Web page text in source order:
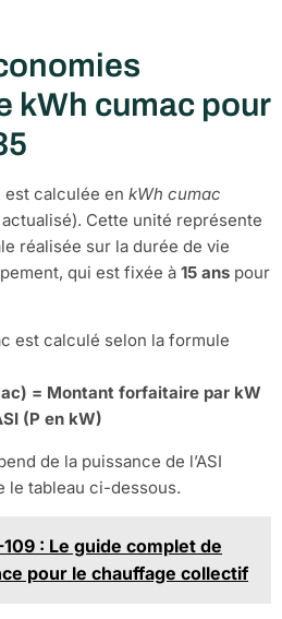
kWh cumac pour
est calculée en kWh cumac
Cette unité représente
réalisée sur la durée de vie
qui est fixée à 15 ans pour
est calculé selon la formule
= Montant forfaitaire par kW
(P en kW)
de la puissance de l’ASI
le tableau ci-dessous.
109 : Le guide complet de
pour le chauffage collectif